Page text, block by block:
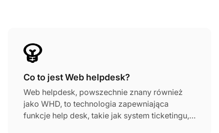
Co to jest Web helpdesk?
Web helpdesk, powszechnie znany również
jako WHD, to technologia zapewniająca
funkcje help desk, takie jak system ticketingu,